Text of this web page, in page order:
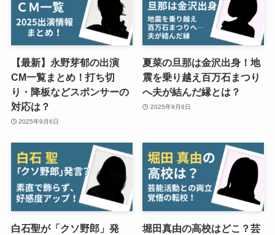
【最新】永野芽郁の出演
CM一覧まとめ！打ち切
り・降板などスポンサーの
対応は？
2025年9月6日
夏菜の旦那は金沢出身！地
震を乗り越え百万石まつり
へ夫が結んだ縁とは？
2025年9月6日
白石聖が「クソ野郎」発
堀田真由の高校はどこ？芸